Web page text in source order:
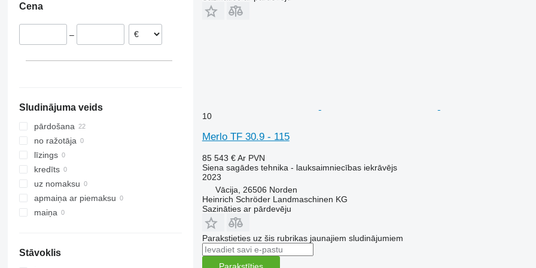
C-series
F-series
Top Spānija
Cena
–
Sludinājuma veids
pārdošana
no ražotāja
līzings
kredīts
uz nomaksu
apmaiņa ar piemaksu
maiņa
Stāvoklis
10
Merlo TF 30.9 - 115
85 543 € Ar PVN
Siena sagādes tehnika - lauksaimniecības iekrāvējs
2023
Vācija, 26506 Norden
Heinrich Schröder Landmaschinen KG
Sazināties ar pārdevēju
Parakstieties uz šis rubrikas jaunajiem sludinājumiem